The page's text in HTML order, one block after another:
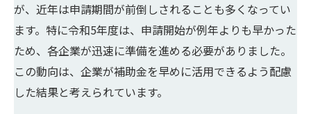
が、近年は申請期間が前倒しされることも多くなってい
ます。特に令和5年度は、申請開始が例年よりも早かった
ため、各企業が迅速に準備を進める必要がありました。
この動向は、企業が補助金を早めに活用できるよう配慮
した結果と考えられています。